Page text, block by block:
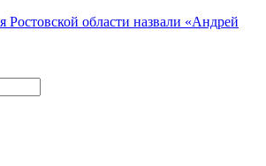
области назвали «Андрей